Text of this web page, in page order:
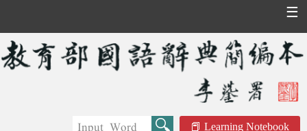
☰
Learning Notebook